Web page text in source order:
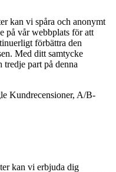
kan vi spåra och anonymt
på vår webbplats för att
förbättra den
Med ditt samtycke
tredje part på denna
Kundrecensioner, A/B-
kan vi erbjuda dig